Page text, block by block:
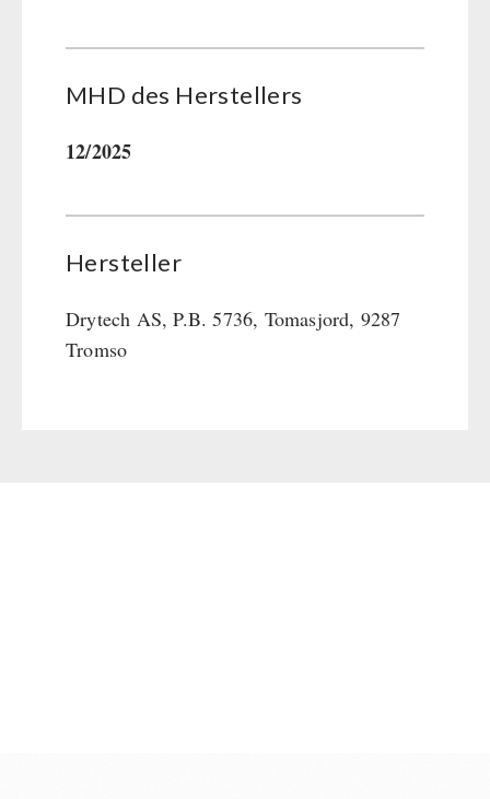
MHD des Her­stel­lers
12/2025
Hersteller
Drytech AS, P.B. 5736, Tomasjord, 9287
Tromso